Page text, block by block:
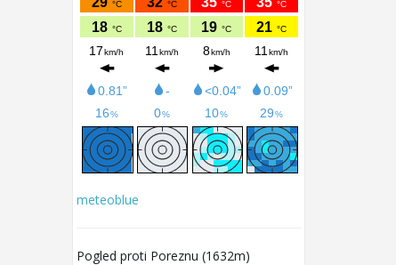
meteoblue
Pogled proti Poreznu (1632m)